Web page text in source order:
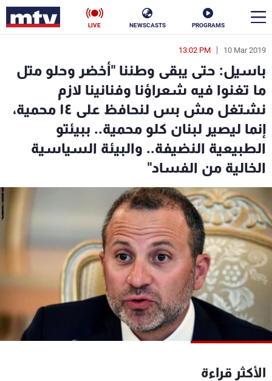
PROGRAMS
NEWSCASTS
LIVE
10 Mar 2019
13:02 PM
باسيل: حتى يبقى وطننا "أخضر وحلو متل
ما تغنوا فيه شعراؤنا وفنانينا لازم
نشتغل مش بس لنحافظ على ١٤ محمية،
إنما ليصير لبنان كلو محمية.. ببيئتو
الطبيعية النضيفة.. والبيئة السياسية
الخالية من الفساد"
الأكثر قراءة
en
الأخبار
سياسة ناس
إقتصاد فن
منوعات
كأس العالم
البرامج
جدول البرامج
شاهد البرامج
الترددات
عن MTV
لاعلاناتكم
وظائف